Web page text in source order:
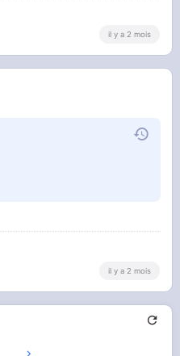
il y a 2 mois
il y a 2 mois